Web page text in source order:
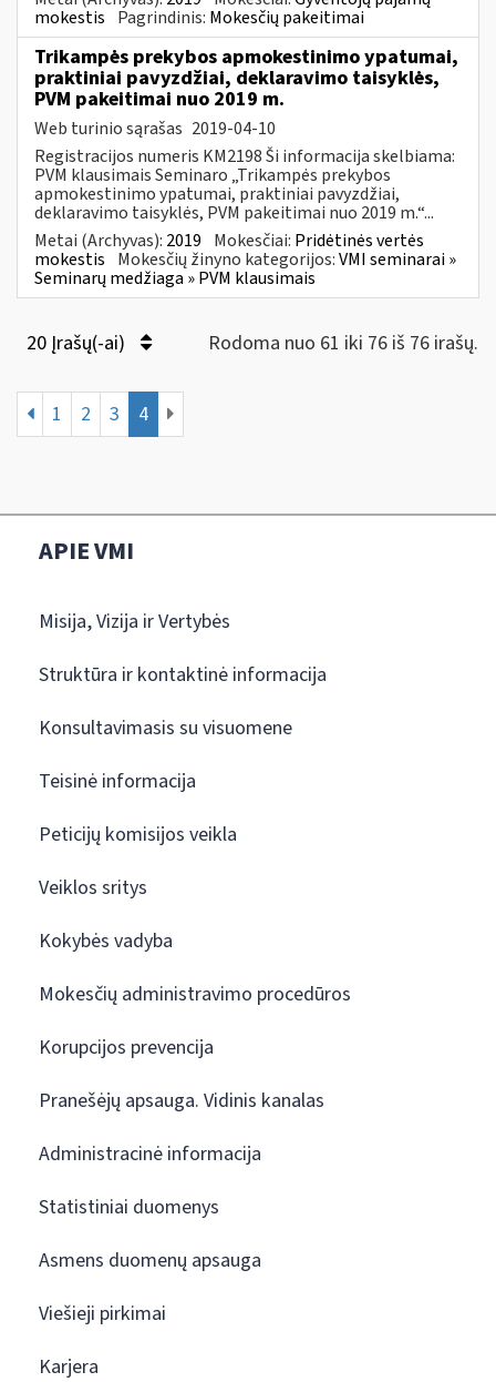
mokestis Pagrindinis: Mokesčių pakeitimai
Trikampės prekybos apmokestinimo ypatumai,
praktiniai pavyzdžiai, deklaravimo taisyklės,
PVM pakeitimai nuo 2019 m.
Web turinio sąrašas 2019-04-10
Registracijos numeris KM2198 Ši informacija skelbiama:
PVM klausimais Seminaro „Trikampės prekybos
apmokestinimo ypatumai, praktiniai pavyzdžiai,
deklaravimo taisyklės, PVM pakeitimai nuo 2019 m.“...
Metai (Archyvas): 2019 Mokesčiai: Pridėtinės vertės
mokestis Mokesčių žinyno kategorijos:VMI seminarai »
Seminarų medžiaga » PVM klausimais
20 Įrašų(-ai) Rodoma nuo 61 iki 76 iš 76 irašų.
1 2 3 4
APIE VMI
Misija, Vizija ir Vertybės
Struktūra ir kontaktinė informacija
Konsultavimasis su visuomene
Teisinė informacija
Peticijų komisijos veikla
Veiklos sritys
Kokybės vadyba
Mokesčių administravimo procedūros
Korupcijos prevencija
Pranešėjų apsauga. Vidinis kanalas
Administracinė informacija
Statistiniai duomenys
Asmens duomenų apsauga
Viešieji pirkimai
Karjera